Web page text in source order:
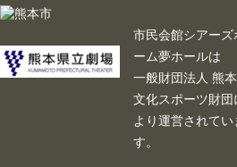
市民会館シアーズ
ーム夢ホールは
一般財団法人 熊
文化スポーツ財団
より運営されてい
す。